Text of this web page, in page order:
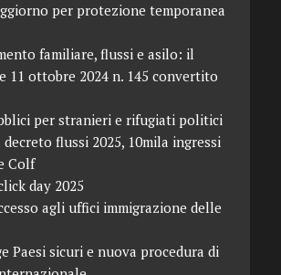
per protezione temporanea
familiare, flussi e asilo: il
11 ottobre 2024 n. 145 convertito
per stranieri e rifugiati politici
flussi 2025, 10mila ingressi
Colf
day 2025
agli uffici immigrazione delle
Paesi sicuri e nuova procedura di